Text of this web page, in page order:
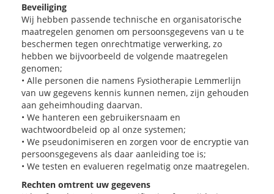
Beveiliging
Wij hebben passende technische en organisatorische
maatregelen genomen om persoonsgegevens van u te
beschermen tegen onrechtmatige verwerking, zo
hebben we bijvoorbeeld de volgende maatregelen
genomen;
• Alle personen die namens Fysiotherapie Lemmerlijn
van uw gegevens kennis kunnen nemen, zijn gehouden
aan geheimhouding daarvan.
• We hanteren een gebruikersnaam en
wachtwoordbeleid op al onze systemen;
• We pseudonimiseren en zorgen voor de encryptie van
persoonsgegevens als daar aanleiding toe is;
• We testen en evalueren regelmatig onze maatregelen.
Rechten omtrent uw gegevens